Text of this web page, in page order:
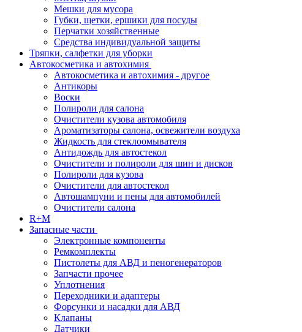
Мешки для мусора
Губки, щетки, ершики для посуды
Перчатки хозяйственные
Средства индивидуальной защиты
Тряпки, салфетки для уборки
Автокосметика и автохимия
Автокосметика и автохимия - другое
Антикоры
Воски
Полироли для салона
Очистители кузова автомобиля
Ароматизаторы салона, освежители воздуха
Жидкость для стеклоомывателя
Антидождь для автостекол
Очистители и полироли для шин и дисков
Полироли для кузова
Очистители для автостекол
Автошампуни и пены для автомобилей
Очистители салона
R+M
Запасные части
Электронные компоненты
Ремкомплекты
Пистолеты для АВД и пеногенераторов
Запчасти прочее
Уплотнения
Переходники и адаптеры
Форсунки и насадки для АВД
Клапаны
Датчики